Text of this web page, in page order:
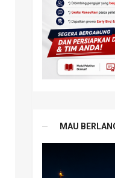
MAU